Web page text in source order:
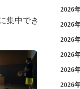
集中でき
2026
2026
2026
2026
2026
2026